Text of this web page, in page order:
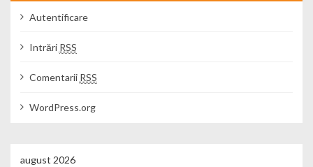
Autentificare
Intrări RSS
Comentarii RSS
WordPress.org
august 2026